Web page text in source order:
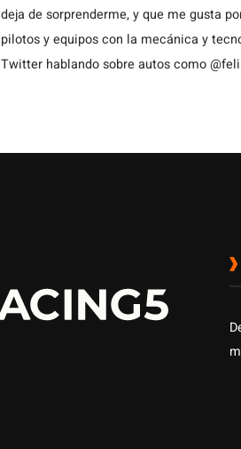
deja de sorprenderme, y que me gusta
pilotos y equipos con la mecánica y
Twitter hablando sobre autos como